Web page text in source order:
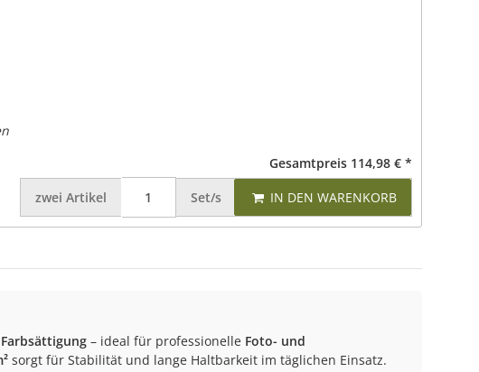
Gesamtpreis 114,98 € *
zwei Artikel Set/s IN DEN WARENKORB
– ideal für professionelle Foto- und
sorgt für Stabilität und lange Haltbarkeit im täglichen Einsatz.